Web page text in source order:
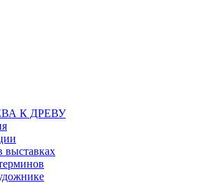
К ДРЕВУ
выставках